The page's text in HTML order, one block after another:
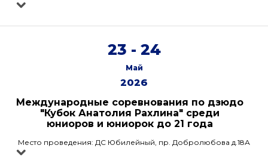
23 - 24
Май
2026
Международные соревнования по дзюдо
"Кубок Анатолия Рахлина" среди
юниоров и юниорок до 21 года
Место проведения: ДС Юбилейный, пр. Добролюбова д.18А